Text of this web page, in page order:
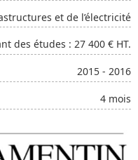
et de l’électricité
des études : 27 400 € HT.
2015 - 2016
4 mois